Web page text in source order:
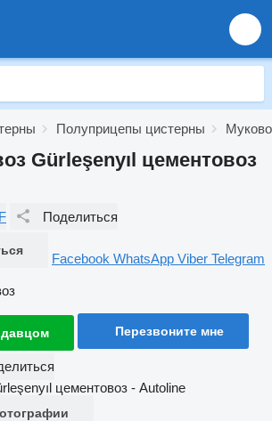
Полуприцепы цистерны
Gürleşenyıl цементовоз
Поделиться
Facebook WhatsApp Viber Telegram
Перезвоните мне